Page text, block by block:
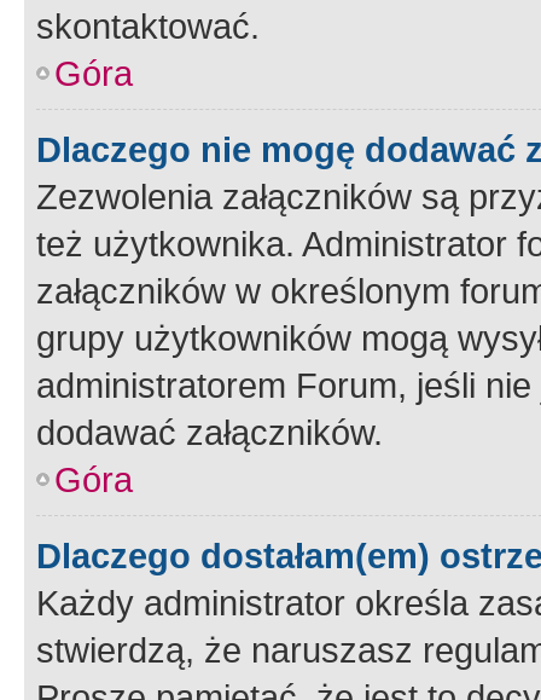
skontaktować.
Góra
Dlaczego nie mogę dodawać
Zezwolenia załączników są
też użytkownika. Administrator
załączników w określonym
grupy użytkowników mogą
administratorem Forum, jeśli
dodawać załączników.
Góra
Dlaczego dostałam(em)
Każdy administrator określa
stwierdzą, że naruszasz